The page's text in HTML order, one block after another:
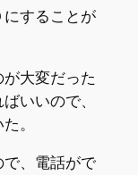
することが
大変だった
いいので、
。
で、電話がで